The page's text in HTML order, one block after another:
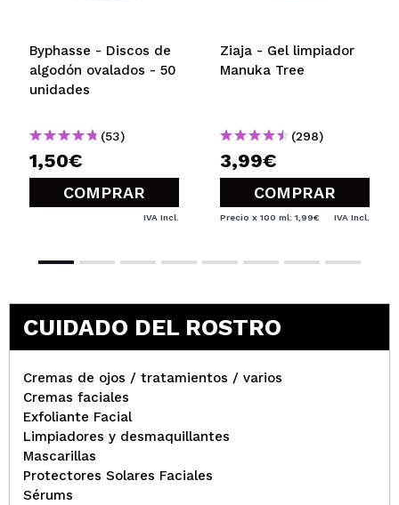
Byphasse - Discos de
algodón ovalados - 50
unidades
(53)
1,50€
COMPRAR
IVA Incl.
Ziaja - Gel limpiador
Manuka Tree
(298)
3,99€
COMPRAR
Precio x 100 ml: 1,99€ IVA Incl.
CUIDADO DEL ROSTRO
Cremas de ojos / tratamientos / varios
Cremas faciales
Exfoliante Facial
Limpiadores y desmaquillantes
Mascarillas
Protectores Solares Faciales
Sérums